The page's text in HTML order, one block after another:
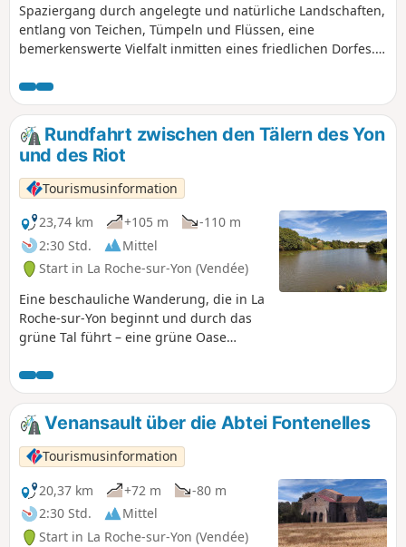
Spaziergang durch angelegte und natürliche Landschaften,
entlang von Teichen, Tümpeln und Flüssen, eine
bemerkenswerte Vielfalt inmitten eines friedlichen Dorfes.
Buntspechte und andere Tiere beobachten.
Rundfahrt zwischen den Tälern des Yon
und des Riot
Tourismusinformation
23,74 km
+105 m
-110 m
2:30 Std.
Mittel
Start in La Roche-sur-Yon (Vendée)
Eine beschauliche Wanderung, die in La
Roche-sur-Yon beginnt und durch das
grüne Tal führt – eine grüne Oase
Strecke durch die Bocage-Landschaft bis
zum Bois de Girondin. Weiter geht es
durch das sehr abgeschiedene Riot-Tal,
einen bevorzugten Lebensraum des
Europäischen Otters, und anschließend
entlang des nördlichen Teils des Lac de
Moulin Papon, um dieses wahre
Patchwork aus Landschaften
abzurunden!
Venansault über die Abtei Fontenelles
Tourismusinformation
20,37 km
+72 m
-80 m
2:30 Std.
Mittel
Start in La Roche-sur-Yon (Vendée)